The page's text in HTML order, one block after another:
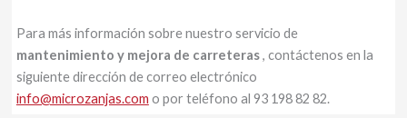
Para más información sobre nuestro servicio de
mantenimiento y mejora de carreteras, contáctenos en la
siguiente dirección de correo electrónico
info@microzanjas.com o por teléfono al 93 198 82 82.